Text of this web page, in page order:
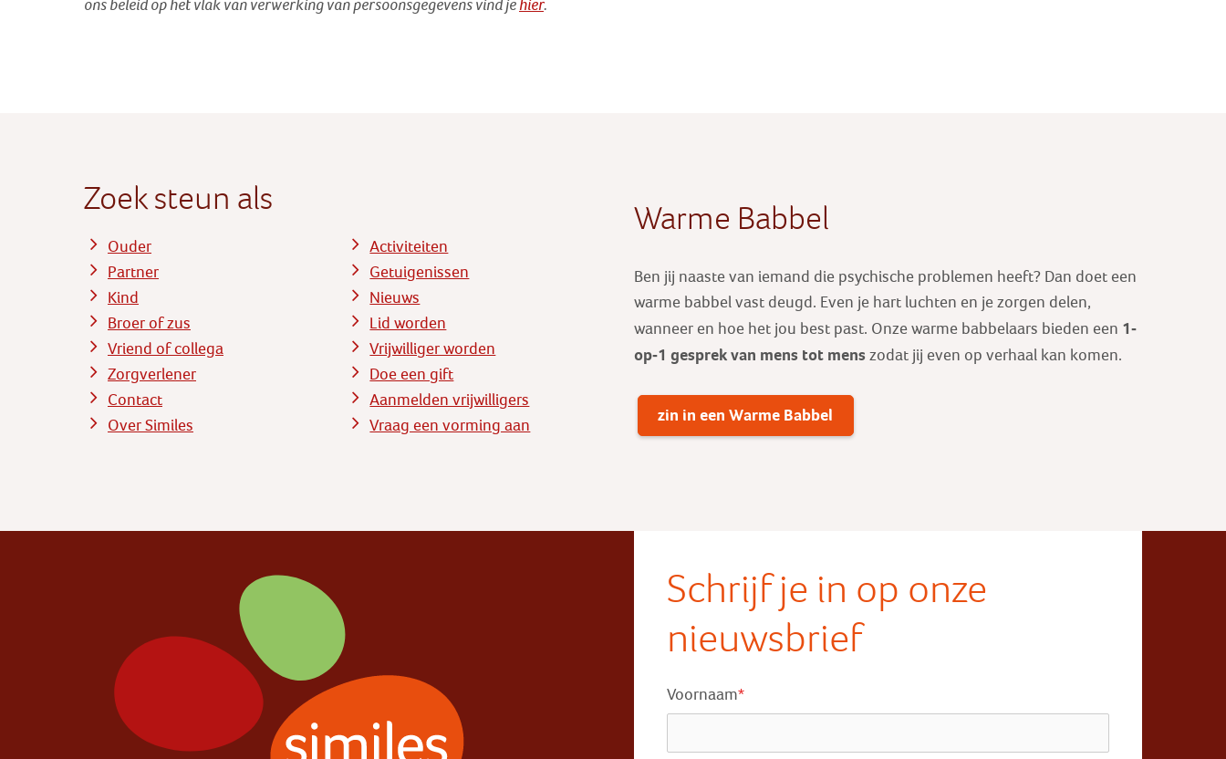
ons beleid op het vlak van verwerking van persoonsgegevens vind je hier.
Zoek steun als
Ouder
Partner
Kind
Broer of zus
Vriend of collega
Zorgverlener
Contact
Over Similes
Activiteiten
Getuigenissen
Nieuws
Lid worden
Vrijwilliger worden
Doe een gift
Aanmelden vrijwilligers
Vraag een vorming aan
Warme Babbel
Ben jij naaste van iemand die psychische problemen heeft? Dan doet een
warme babbel vast deugd. Even je hart luchten en je zorgen delen,
wanneer en hoe het jou best past. Onze warme babbelaars bieden een 1-
op-1 gesprek van mens tot mens zodat jij even op verhaal kan komen.
zin in een Warme Babbel
Schrijf je in op onze
nieuwsbrief
Voornaam*